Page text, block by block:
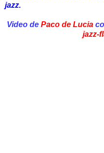
jazz.
Video de Paco de Lucia
jazz-